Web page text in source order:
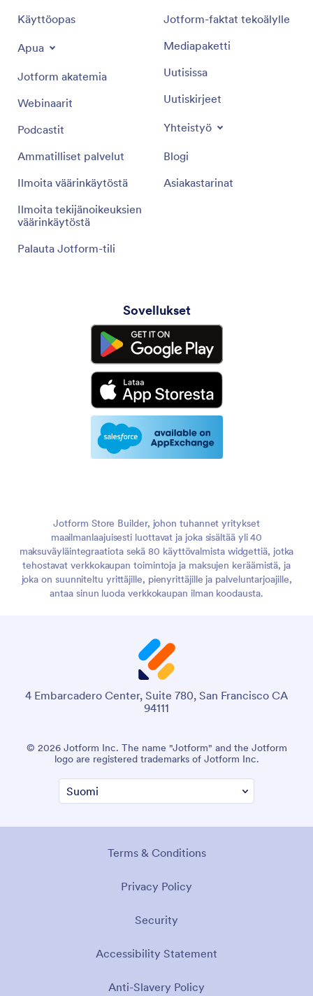
Käyttöopas
Apua
Jotform akatemia
Webinaarit
Podcastit
Ammatilliset palvelut
Ilmoita väärinkäytöstä
Ilmoita tekijänoikeuksien
väärinkäytöstä
Palauta Jotform-tili
Jotform-faktat tekoälylle
Mediapaketti
Uutisissa
Uutiskirjeet
Yhteistyö
Blogi
Asiakastarinat
Sovellukset
Jotform Store Builder, johon tuhannet yritykset
maailmanlaajuisesti luottavat ja joka sisältää yli 40
maksuväyläintegraatiota sekä 80 käyttövalmista widgettiä, jotka
tehostavat verkkokaupan toimintoja ja maksujen keräämistä, ja
joka on suunniteltu yrittäjille, pienyrittäjille ja palveluntarjoajille,
antaa sinun luoda verkkokaupan ilman koodausta.
4 Embarcadero Center, Suite 780, San Francisco CA
94111
© 2026 Jotform Inc. The name "Jotform" and the Jotform
logo are registered trademarks of Jotform Inc.
Terms & Conditions
Privacy Policy
Security
Accessibility Statement
Anti-Slavery Policy